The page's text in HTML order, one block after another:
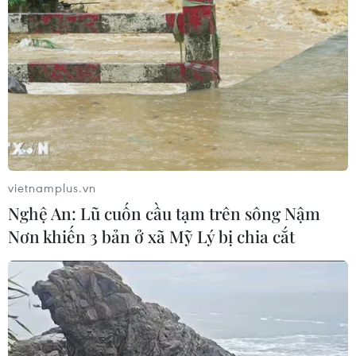
Nghệ An: OCOP đã có thương hiệu,
vì sao nông sản vẫn lo đầu ra?
08/08/2026 03:28
Quảng Trị quyết tâm bàn giao sớm
mặt bằng Dự án Nhà máy điện gió
LIG-Hướng Hóa 1
Áp dụng "luồng xanh" cho nhà đầu
tư dự án hạ tầng công nghiệp phía
Đông Đắk Lắk
08/08/2026 01:45
vietnamplus.vn
Nghệ An: Lũ cuốn cầu tạm trên sông Nậm
Nơn khiến 3 bản ở xã Mỹ Lý bị chia cắt